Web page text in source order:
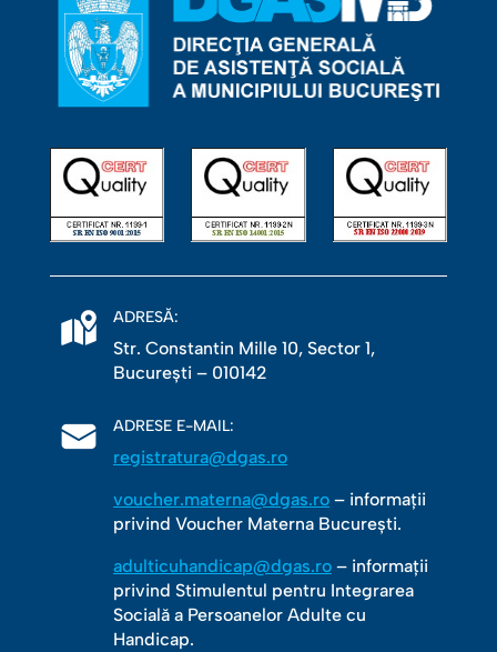
ADRESĂ:
Str. Constantin Mille 10, Sector 1,
Bucureşti – 010142
ADRESE E-MAIL:
registratura@dgas.ro
voucher.materna@dgas.ro– informații
privind Voucher Materna București.
adulticuhandicap@dgas.ro– informații
privind Stimulentul pentru Integrarea
Socială a Persoanelor Adulte cu
Handicap.